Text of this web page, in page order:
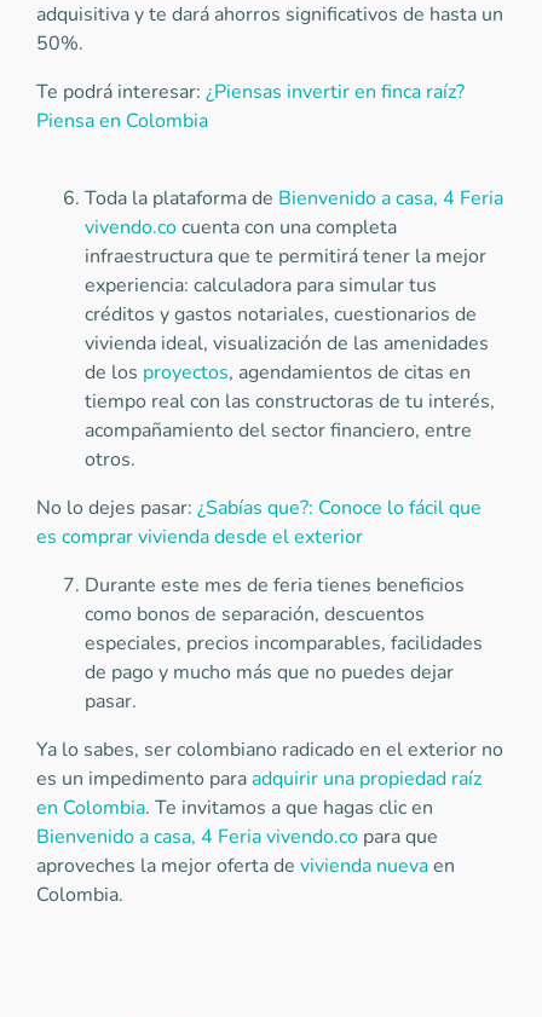
adquisitiva y te dará ahorros significativos de hasta un
50%.
Te podrá interesar: ¿Piensas invertir en finca raíz?
Piensa en Colombia
Toda la plataforma de Bienvenido a casa, 4 Feria
vivendo.cocuenta con una completa
infraestructura que te permitirá tener la mejor
experiencia: calculadora para simular tus
créditos y gastos notariales, cuestionarios de
vivienda ideal, visualización de las amenidades
de los proyectos, agendamientos de citas en
tiempo real con las constructoras de tu interés,
acompañamiento del sector financiero, entre
otros.
No lo dejes pasar: ¿Sabías que?: Conoce lo fácil que
es comprar vivienda desde el exterior
Durante este mes de feria tienes beneficios
como bonos de separación, descuentos
especiales, precios incomparables, facilidades
de pago y mucho más que no puedes dejar
pasar.
Ya lo sabes, ser colombiano radicado en el exterior no
es un impedimento paraadquirir una propiedad raíz
en Colombia. Te invitamos a que hagas clic en
Bienvenido a casa, 4 Feria vivendo.co para que
aproveches la mejor oferta de vivienda nuevaen
Colombia.